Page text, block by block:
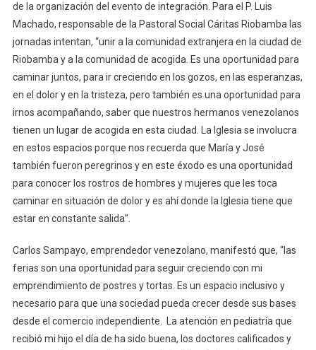
de la organización del evento de integración. Para el P. Luis
Machado, responsable de la Pastoral Social Cáritas Riobamba las
jornadas intentan, “unir a la comunidad extranjera en la ciudad de
Riobamba y a la comunidad de acogida. Es una oportunidad para
caminar juntos, para ir creciendo en los gozos, en las esperanzas,
en el dolor y en la tristeza, pero también es una oportunidad para
irnos acompañando, saber que nuestros hermanos venezolanos
tienen un lugar de acogida en esta ciudad. La Iglesia se involucra
en estos espacios porque nos recuerda que María y José
también fueron peregrinos y en este éxodo es una oportunidad
para conocer los rostros de hombres y mujeres que les toca
caminar en situación de dolor y es ahí donde la Iglesia tiene que
estar en constante salida”.
Carlos Sampayo, emprendedor venezolano, manifestó que, “las
ferias son una oportunidad para seguir creciendo con mi
emprendimiento de postres y tortas. Es un espacio inclusivo y
necesario para que una sociedad pueda crecer desde sus bases
desde el comercio independiente. La atención en pediatría que
recibió mi hijo el día de ha sido buena, los doctores calificados y